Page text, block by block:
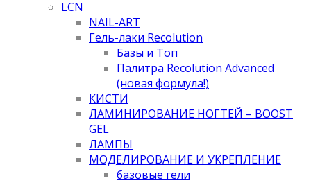
LCN
NAIL-ART
Гель-лаки Recolution
Базы и Топ
Палитра Recolution Advanced
(новая формула!)
КИСТИ
ЛАМИНИРОВАНИЕ НОГТЕЙ – BOOST
GEL
ЛАМПЫ
МОДЕЛИРОВАНИЕ И УКРЕПЛЕНИЕ
базовые гели